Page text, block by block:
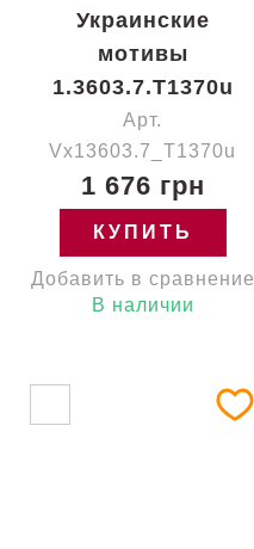
Украинские
мотивы
1.3603.7.T1370u
Арт.
Vx13603.7_T1370u
1 676 грн
КУПИТЬ
Добавить в сравнение
В наличии